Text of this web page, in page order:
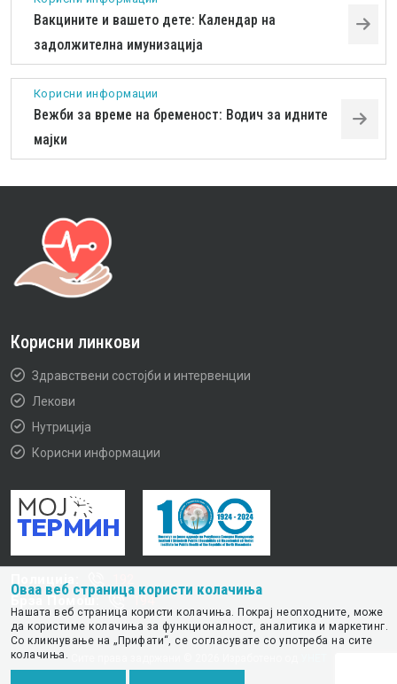
Вакцините и вашето дете: Календар на
задолжителна имунизација
Корисни информации
Вежби за време на бременост: Водич за идните
мајки
Корисни линкови
Здравствени состојби и интервенции
Лекови
Нутриција
Корисни информации
Полиција:
Брза Помош:
Оваа веб страница користи колачиња
Нашата веб страница користи колачиња. Покрај неопходните, може
да користиме колачиња за функционалност, аналитика и маркетинг.
Со кликнување на „Прифати“, се согласувате со употреба на сите
колачиња.